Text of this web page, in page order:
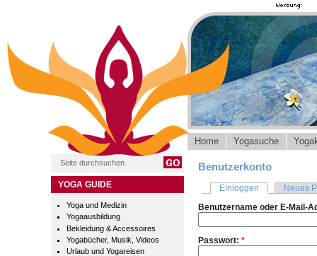
YOGA GUIDE
Yoga und Medizin
Yogaausbildung
Bekleidung & Accessoires
Yogabücher, Musik, Videos
Urlaub und Yogareisen
Home Yogasuche
Benutzerkonto
Einloggen
Neues
Benutzername oder E-Mail-
Passwort: *